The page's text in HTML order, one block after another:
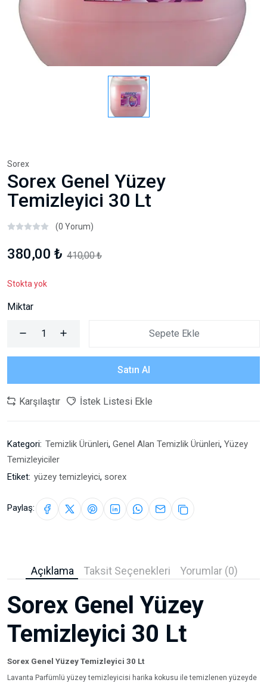
Sorex
Sorex Genel Yüzey
Temizleyici 30 Lt
(0 Yorum)
380,00 ₺ 410,00 ₺
Stokta yok
Miktar
Sepete Ekle
Satın Al
Karşılaştır İstek Listesi Ekle
Kategori: Temizlik Ürünleri, Genel Alan Temizlik Ürünleri, Yüzey
Temizleyiciler
Etiket: yüzey temizleyici, sorex
Paylaş:
Açıklama Taksit Seçenekleri Yorumlar (0)
Sorex Genel Yüzey
Temizleyici 30 Lt
Sorex Genel Yüzey Temizleyici 30 Lt
Lavanta Parfümlü yüzey temizleyicisi harika kokusu ile temizlenen yüzeyde